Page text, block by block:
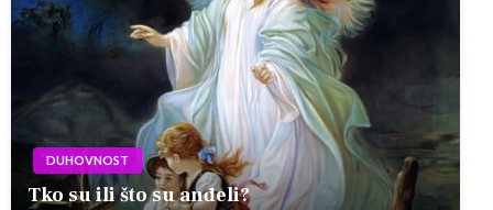
DUHOVNOST
Tko su ili što su anđeli?